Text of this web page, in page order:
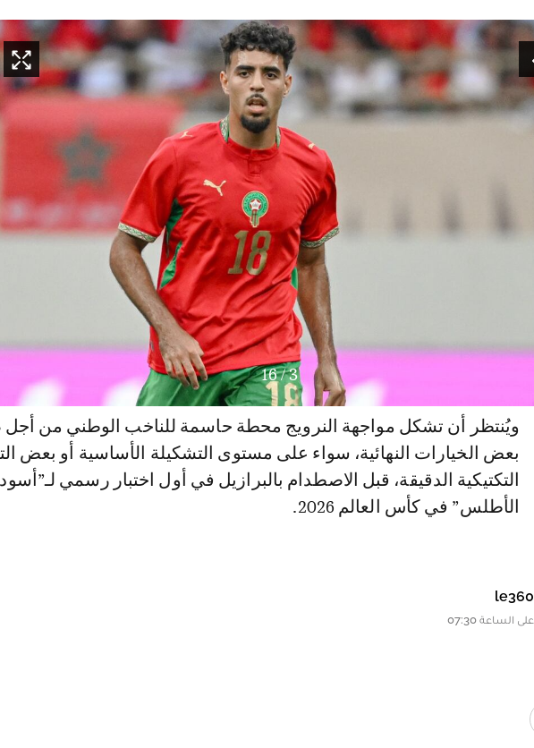
4
/
16
ويُنتظر أن تشكل مواجهة النرويج محطة حاسمة للناخب الوطني من
بعض الخيارات النهائية، سواء على مستوى التشكيلة الأساسية أو بعض
التكتيكية الدقيقة، قبل الاصطدام بالبرازيل في أول اختبار رسمي لـ”أسود
الأطلس” في كأس العالم 2026.
le360